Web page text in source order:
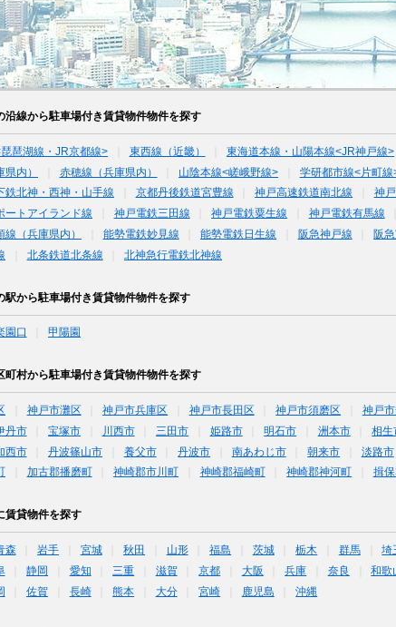
沿線から駐車場付き賃貸物件物件を探す
琶湖線・JR京都線> 東西線（近畿） 東海道本線・山陽本線<JR神戸線>
内）
赤穂線（兵庫県内） 山陰本線<嵯峨野線> 学研都市線<片町線
鉄北神・西神・山手線
京都丹後鉄道宮豊線 神戸高速鉄道南北線 神
ートアイランド線
神戸電鉄三田線 神戸電鉄粟生線 神戸電鉄有馬線
線（兵庫県内）
能勢電鉄妙見線 能勢電鉄日生線 阪急神戸線 阪
北条鉄道北条線 北神急行電鉄北神線
駅から駐車場付き賃貸物件物件を探す
園口 甲陽園
町村から駐車場付き賃貸物件物件を探す
神戸市灘区 神戸市兵庫区 神戸市長田区 神戸市須磨区 神戸
丹市 宝塚市 川西市 三田市 姫路市 明石市 洲本市 相生
西市 丹波篠山市 養父市 丹波市 南あわじ市 朝来市 淡路市
加古郡播磨町 神崎郡市川町 神崎郡福崎町 神崎郡神河町 揖保
賃貸物件を探す
森 岩手 宮城 秋田 山形 福島 茨城 栃木 群馬 埼
静岡 愛知 三重 滋賀 京都 大阪 兵庫 奈良 和歌
佐賀 長崎 熊本 大分 宮崎 鹿児島 沖縄